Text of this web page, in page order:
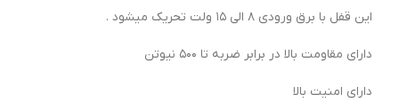
این قفل با برق ورودی ۸ الی ۱۵ ولت تحریک میشود .
دارای مقاومت بالا در برابر ضربه تا ۵۰۰ نیوتن
دارای امنیت بالا